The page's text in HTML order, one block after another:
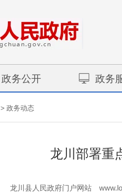
政务公开 政务
> 政务动态
龙川部署重
龙川县人民政府门户网站